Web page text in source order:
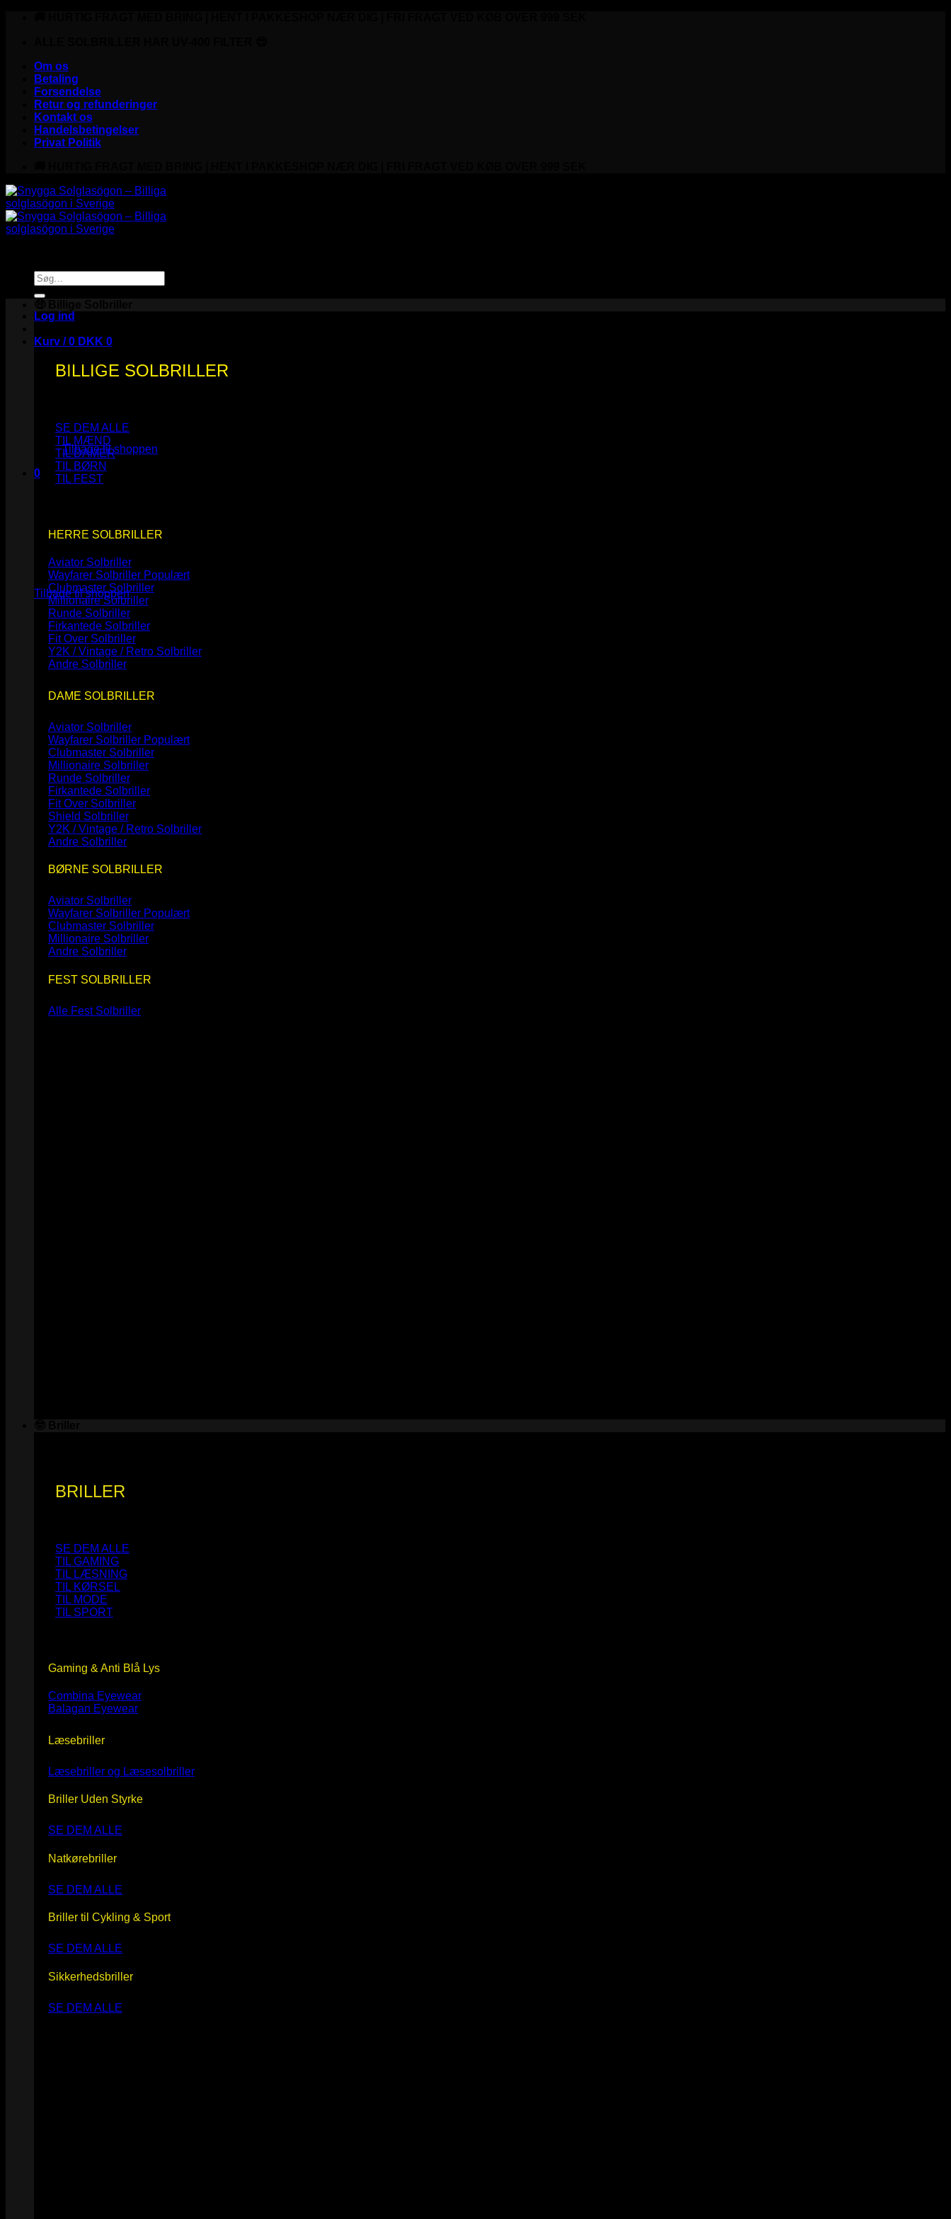
Om os
Betaling
Forsendelse
Retur og refunderinger
Kontakt os
Handelsbetingelser
Privat Politik
Søg
efter:
Log ind
Kurv /0 DKK 0
Ingen varer i kurven.
Tilbage til shoppen
0
Kurv
Ingen varer i kurven.
Tilbage til shoppen
BILLIGE SOLBRILLER
SE DEM ALLE
TIL MÆND
TIL DAMER
TIL BØRN
TIL FEST
HERRE SOLBRILLER
Aviator Solbriller
Wayfarer Solbriller
Clubmaster Solbriller
Millionaire Solbriller
Runde Solbriller
Firkantede Solbriller
Fit Over Solbriller
Y2K / Vintage / Retro Solbriller
Andre Solbriller
DAME SOLBRILLER
Aviator Solbriller
Wayfarer Solbriller
Clubmaster Solbriller
Millionaire Solbriller
Runde Solbriller
Firkantede Solbriller
Fit Over Solbriller
Shield Solbriller
Y2K / Vintage / Retro Solbriller
Andre Solbriller
BØRNE SOLBRILLER
Aviator Solbriller
Wayfarer Solbriller
Clubmaster Solbriller
Millionaire Solbriller
Andre Solbriller
FEST SOLBRILLER
Alle Fest Solbriller
BRILLER
SE DEM ALLE
TIL GAMING
TIL LÆSNING
TIL KØRSEL
TIL MODE
TIL SPORT
Gaming & Anti Blå Lys
Combina Eyewear
Balagan Eyewear
Læsebriller
Læsebriller og Læsesolbriller
Briller Uden Styrke
SE DEM ALLE
Natkørebriller
SE DEM ALLE
Briller til Cykling & Sport
SE DEM ALLE
Sikkerhedsbriller
SE DEM ALLE